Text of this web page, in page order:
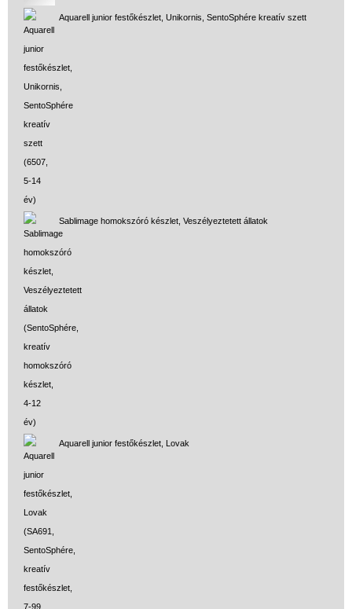
Aquarell junior festőkészlet, Unikornis, SentoSphére kreatív szett
Sablimage homokszóró készlet, Veszélyeztetett állatok
Aquarell junior festőkészlet, Lovak